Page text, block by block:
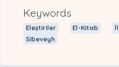
Keywords
Eleştiriler El-Kitab
Sibeveyh